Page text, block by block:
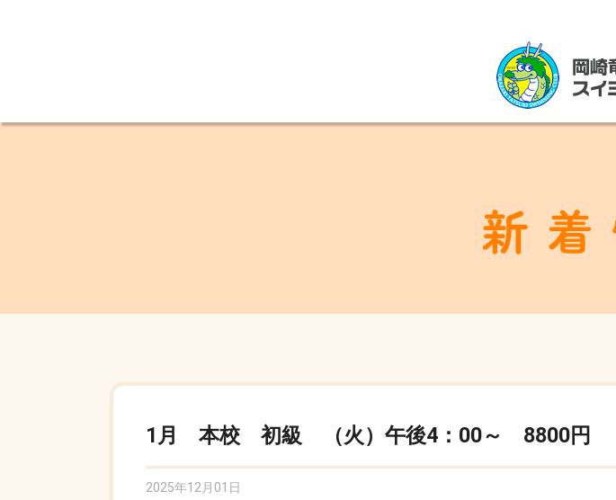
1月 本校 初級 （火）午後4：00～ 8800円
2025年12月01日